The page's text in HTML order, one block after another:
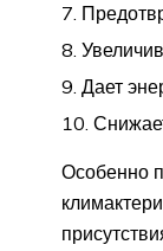
Дает
Особенно